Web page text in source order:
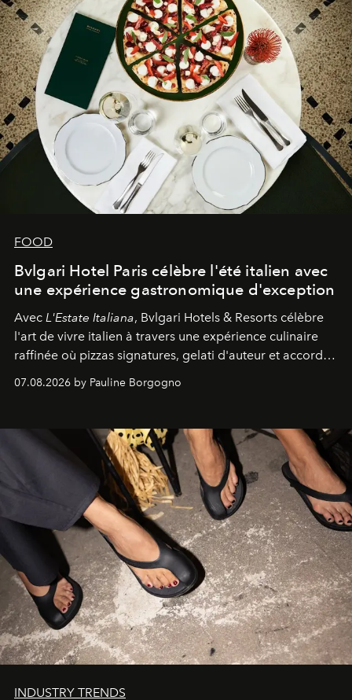
FOOD
Bvlgari Hotel Paris célèbre l'été italien avec
une expérience gastronomique d'exception
Avec L'Estate Italiana, Bvlgari Hotels & Resorts célèbre
l'art de vivre italien à travers une expérience culinaire
raffinée où pizzas signatures, gelati d'auteur et accords
07.08.2026 by Pauline Borgogno
INDUSTRY TRENDS